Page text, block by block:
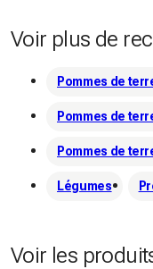
Voir plus de
Pommes de
Pommes de
Pommes de
Légumes
Voir les